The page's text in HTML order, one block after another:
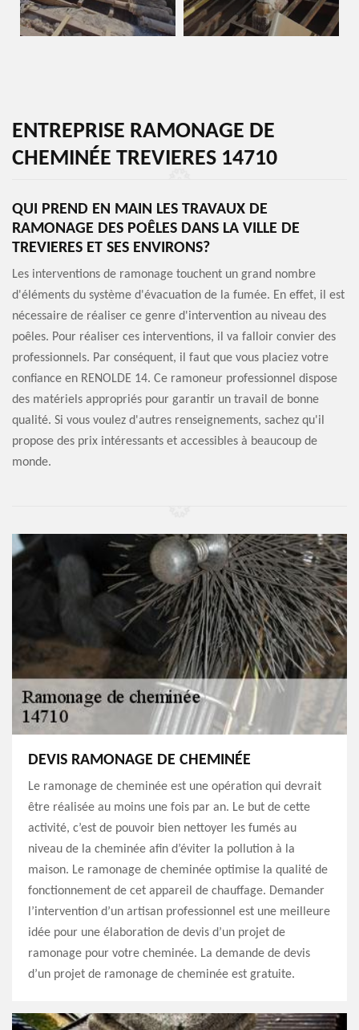
ENTREPRISE RAMONAGE DE
CHEMINÉE TREVIERES 14710
QUI PREND EN MAIN LES TRAVAUX DE
RAMONAGE DES POÊLES DANS LA VILLE DE
TREVIERES ET SES ENVIRONS?
Les interventions de ramonage touchent un grand nombre
d'éléments du système d'évacuation de la fumée. En effet, il est
nécessaire de réaliser ce genre d'intervention au niveau des
poêles. Pour réaliser ces interventions, il va falloir convier des
professionnels. Par conséquent, il faut que vous placiez votre
confiance en RENOLDE 14. Ce ramoneur professionnel dispose
des matériels appropriés pour garantir un travail de bonne
qualité. Si vous voulez d'autres renseignements, sachez qu'il
propose des prix intéressants et accessibles à beaucoup de
monde.
DEVIS RAMONAGE DE CHEMINÉE
Le ramonage de cheminée est une opération qui devrait
être réalisée au moins une fois par an. Le but de cette
activité, c’est de pouvoir bien nettoyer les fumés au
niveau de la cheminée afin d’éviter la pollution à la
maison. Le ramonage de cheminée optimise la qualité de
fonctionnement de cet appareil de chauffage. Demander
l’intervention d’un artisan professionnel est une meilleure
idée pour une élaboration de devis d’un projet de
ramonage pour votre cheminée. La demande de devis
d’un projet de ramonage de cheminée est gratuite.